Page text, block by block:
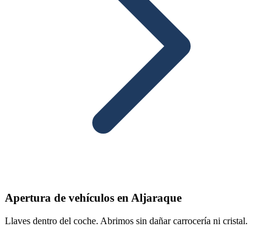
Apertura de vehículos en Aljaraque
Llaves dentro del coche. Abrimos sin dañar carrocería ni cristal.